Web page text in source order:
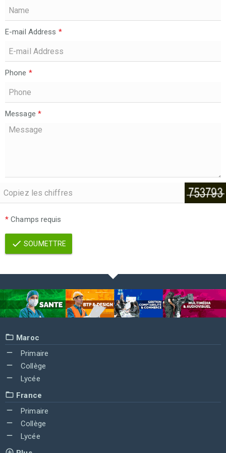
E-mail Address *
Phone *
Message *
* Champs requis
SOUMETTRE
Maroc
Primaire
Collège
Lycée
France
Primaire
Collège
Lycée